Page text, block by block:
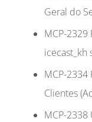
Geral do
MCP-
icecast_kh
MCP-2334
Clientes
MCP-